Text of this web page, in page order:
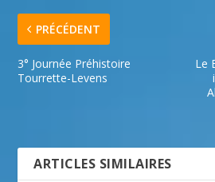
PRÉCÉDENT
3° Journée Préhistoire
Tourrette-Levens
Le
ARTICLES SIMILAIRES